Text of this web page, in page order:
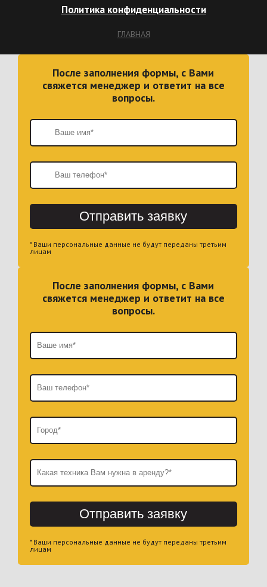
Политика конфиденциальности
ГЛАВНАЯ
После заполнения формы, с Вами
свяжется менеджер и ответит на все
вопросы.
Отправить заявку
* Ваши персональные данные не будут переданы третьим
лицам
После заполнения формы, с Вами
свяжется менеджер и ответит на все
вопросы.
Отправить заявку
* Ваши персональные данные не будут переданы третьим
лицам